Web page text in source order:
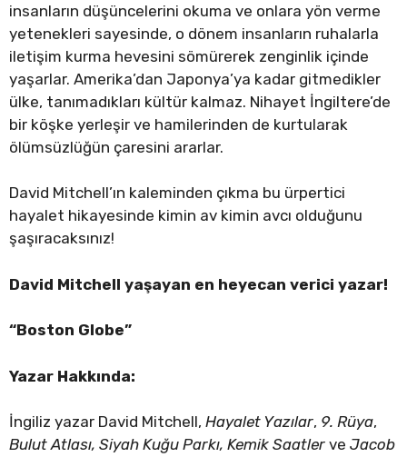
insanların düşüncelerini okuma ve onlara yön verme
yetenekleri sayesinde, o dönem insanların ruhalarla
iletişim kurma hevesini sömürerek zenginlik içinde
yaşarlar. Amerika’dan Japonya’ya kadar gitmedikler
ülke, tanımadıkları kültür kalmaz. Nihayet İngiltere’de
bir köşke yerleşir ve hamilerinden de kurtularak
ölümsüzlüğün çaresini ararlar.
David Mitchell’ın kaleminden çıkma bu ürpertici
hayalet hikayesinde kimin av kimin avcı olduğunu
şaşıracaksınız!
David Mitchell yaşayan en heyecan verici yazar!
“Boston Globe”
Yazar Hakkında:
İngiliz yazar David Mitchell, Hayalet Yazılar, 9. Rüya,
Bulut Atlası, Siyah Kuğu Parkı, Kemik Saatler ve Jacob